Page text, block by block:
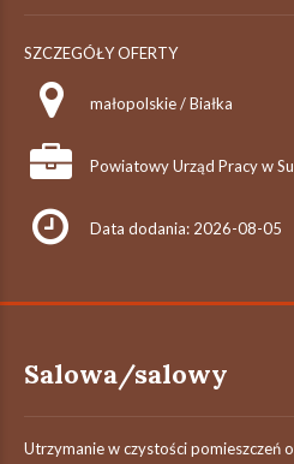
SZCZEGÓŁY OFERTY
małopolskie / Białka
Powiatowy Urząd Pracy w
Data dodania: 2026-08-05
Salowa/salowy
Utrzymanie w czystości pomieszczeń